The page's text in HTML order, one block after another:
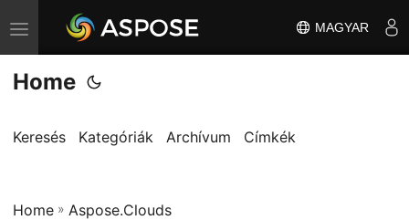
T
o
g
l
a
MAGYAR
Home
Keresés Kategóriák Archívum Címkék
Home » Aspose.Clouds